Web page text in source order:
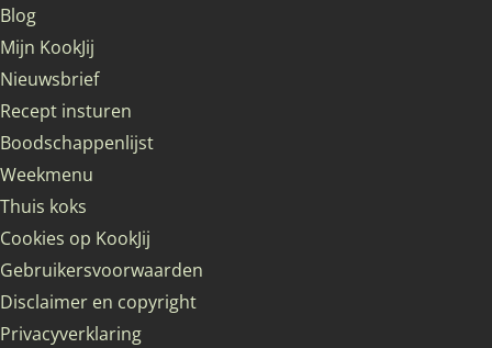
Blog
Mijn KookJij
Nieuwsbrief
Recept insturen
Boodschappenlijst
Weekmenu
Thuis koks
Cookies op KookJij
Gebruikersvoorwaarden
Disclaimer en copyright
Privacyverklaring